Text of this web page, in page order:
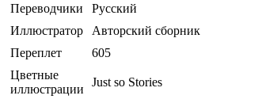
Переводчики
Русский
Иллюстратор
Авторский сборник
Переплет
605
Цветные
иллюстрации
Just so Stories